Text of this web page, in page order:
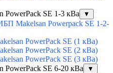
PowerPack SE 1-3 кВа
▼
Makelsan Powerpack SE 1-2-
PowerPack SE (1 кВа)
PowerPack SE (2 кВа)
PowerPack SE (3 кВа)
PowerPack SE 6-20 кВа
▼